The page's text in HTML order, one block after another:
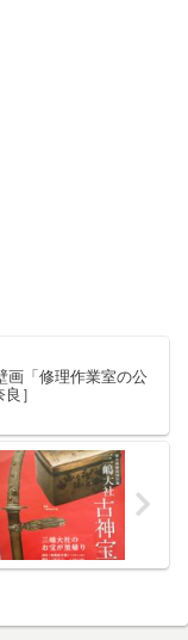
画「修理作業室の公
］